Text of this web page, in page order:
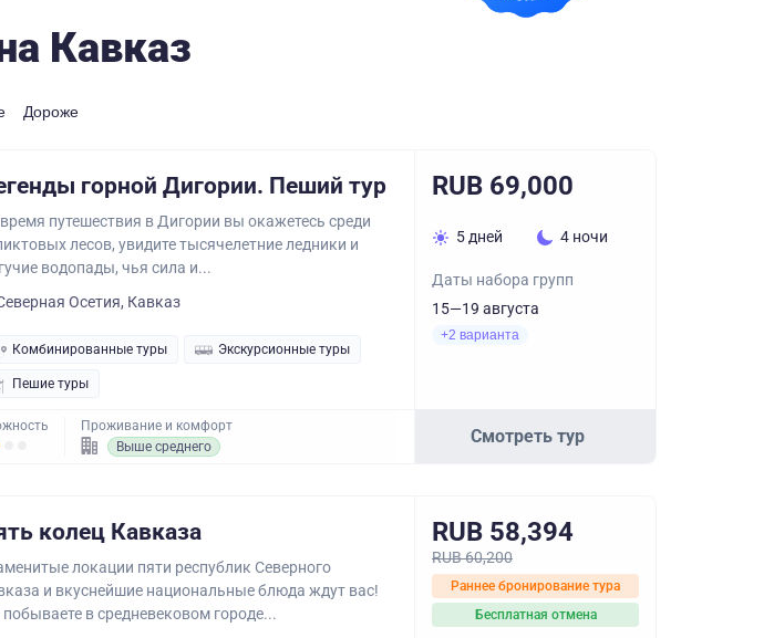
Кавказ
Дороже
горной Дигории. Пеший тур
путешествия в Дигории вы окажетесь среди
лесов, увидите тысячелетние ледники и
водопады, чья сила и...
Осетия, Кавказ
Комбинированные туры Экскурсионные туры
Пешие туры
Проживание и комфорт
Выше среднего
RUB 69,000
5 дней 4 ночи
Даты набора групп
15—19 августа
+2 варианта
Смотреть тур
колец Кавказа
локации пяти республик Северного
и вкуснейшие национальные блюда ждут вас!
в средневековом городе...
RUB 58,394
RUB 60,200
Раннее бронирование тура
Бесплатная отмена